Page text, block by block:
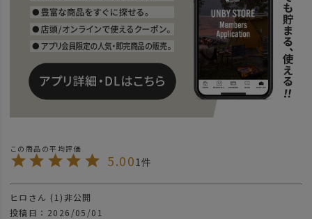
5.001
ヒロ 1 非公開
投稿日
2026/05/01